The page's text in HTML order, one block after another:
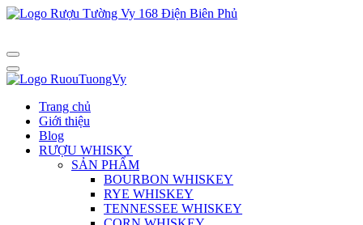
Trang chủ
Giới thiệu
Blog
RƯỢU WHISKY
SẢN PHẨM
BOURBON WHISKEY
RYE WHISKEY
TENNESSEE WHISKEY